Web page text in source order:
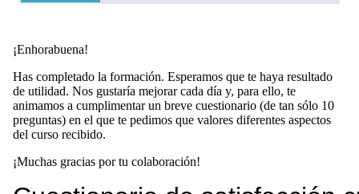
¡Enhorabuena!
Has completado la formación. Esperamos que te haya resultado
de utilidad. Nos gustaría mejorar cada día y, para ello, te
animamos a cumplimentar un breve cuestionario (de tan sólo 10
preguntas) en el que te pedimos que valores diferentes aspectos
del curso recibido.
¡Muchas gracias por tu colaboración!